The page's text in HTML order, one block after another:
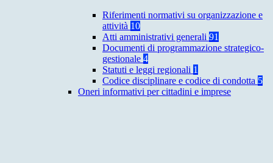
Riferimenti normativi su organizzazione e
attività 10
Atti amministrativi generali 91
Documenti di programmazione strategico-
gestionale 4
Statuti e leggi regionali 1
Codice disciplinare e codice di condotta 5
Oneri informativi per cittadini e imprese